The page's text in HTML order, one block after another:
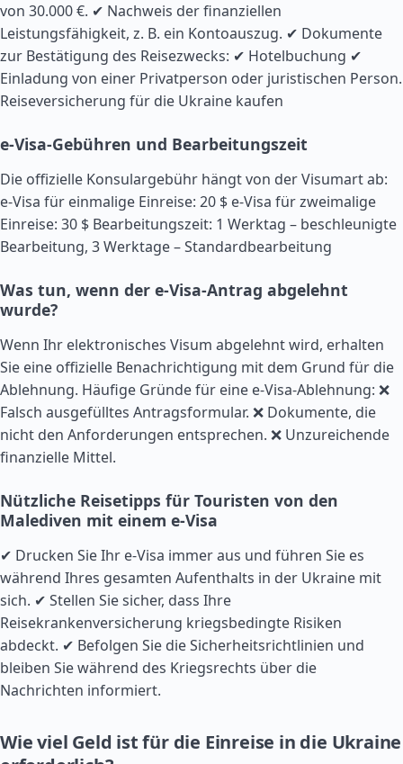
von 30.000 €. ✔ Nachweis der finanziellen
Leistungsfähigkeit, z. B. ein Kontoauszug. ✔ Dokumente
zur Bestätigung des Reisezwecks: ✔ Hotelbuchung ✔
Einladung von einer Privatperson oder juristischen Person.
Reiseversicherung für die Ukraine kaufen
e-Visa-Gebühren und Bearbeitungszeit
Die offizielle Konsulargebühr hängt von der Visumart ab:
e-Visa für einmalige Einreise: 20 $ e-Visa für zweimalige
Einreise: 30 $ Bearbeitungszeit: 1 Werktag – beschleunigte
Bearbeitung, 3 Werktage – Standardbearbeitung
Was tun, wenn der e-Visa-Antrag abgelehnt
wurde?
Wenn Ihr elektronisches Visum abgelehnt wird, erhalten
Sie eine offizielle Benachrichtigung mit dem Grund für die
Ablehnung. Häufige Gründe für eine e-Visa-Ablehnung: ❌
Falsch ausgefülltes Antragsformular. ❌ Dokumente, die
nicht den Anforderungen entsprechen. ❌ Unzureichende
finanzielle Mittel.
Nützliche Reisetipps für Touristen von den
Malediven mit einem e-Visa
✔ Drucken Sie Ihr e-Visa immer aus und führen Sie es
während Ihres gesamten Aufenthalts in der Ukraine mit
sich. ✔ Stellen Sie sicher, dass Ihre
Reisekrankenversicherung kriegsbedingte Risiken
abdeckt. ✔ Befolgen Sie die Sicherheitsrichtlinien und
bleiben Sie während des Kriegsrechts über die
Nachrichten informiert.
Wie viel Geld ist für die Einreise in die Ukraine